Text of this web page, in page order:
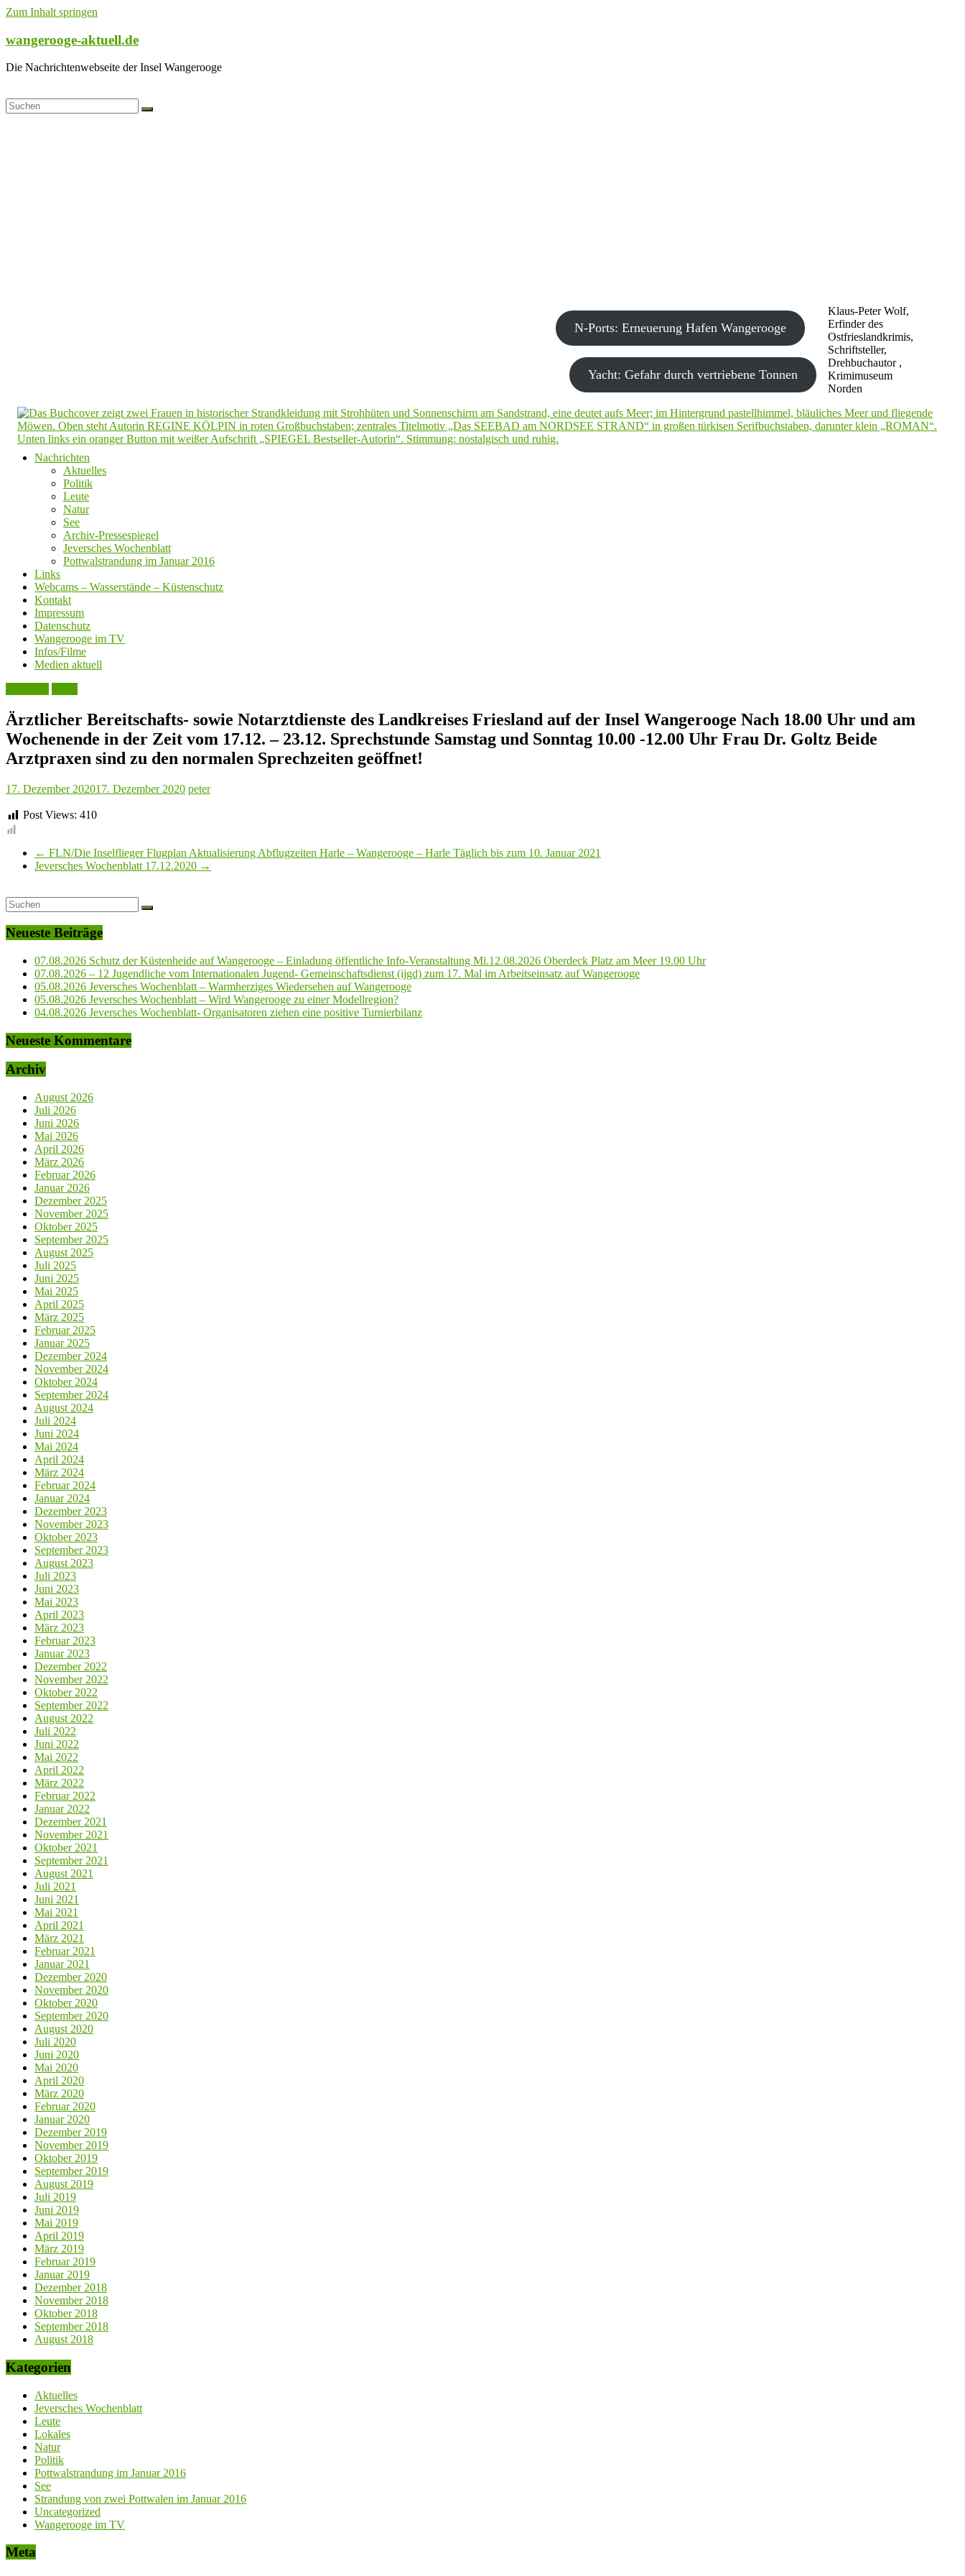
Zum Inhalt springen
wangerooge-aktuell.de
Die Nachrichtenwebseite der Insel Wangerooge
Klaus-Peter Wolf,
Erfinder des
Ostfrieslandkrimis,
Schriftsteller,
Drehbuchautor ,
Krimimuseum
Norden
N-Ports: Erneuerung Hafen Wangerooge
Yacht: Gefahr durch vertriebene Tonnen
Nachrichten
Aktuelles
Politik
Leute
Natur
See
Archiv-Pressespiegel
Jeversches Wochenblatt
Pottwalstrandung im Januar 2016
Links
Webcams – Wasserstände – Küstenschutz
Kontakt
Impressum
Datenschutz
Wangerooge im TV
Infos/Filme
Medien aktuell
Ärztlicher Bereitschafts- sowie Notarztdienste des Landkreises Friesland auf der Insel Wangerooge Nach 18.00 Uhr und am
Wochenende in der Zeit vom 17.12. – 23.12. Sprechstunde Samstag und Sonntag 10.00 -12.00 Uhr Frau Dr. Goltz Beide
Arztpraxen sind zu den normalen Sprechzeiten geöffnet!
17. Dezember 202017. Dezember 2020 peter
Post Views: 410
← FLN/Die Inselflieger Flugplan Aktualisierung Abflugzeiten Harle – Wangerooge – Harle Täglich bis zum 10. Januar 2021
Jeversches Wochenblatt 17.12.2020 →
Neueste Beiträge
07.08.2026 Schutz der Küstenheide auf Wangerooge – Einladung öffentliche Info-Veranstaltung Mi.12.08.2026 Oberdeck Platz am Meer 19.00 Uhr
07.08.2026 – 12 Jugendliche vom Internationalen Jugend- Gemeinschaftsdienst (ijgd) zum 17. Mal im Arbeitseinsatz auf Wangerooge
05.08.2026 Jeversches Wochenblatt – Warmherziges Wiedersehen auf Wangerooge
05.08.2026 Jeversches Wochenblatt – Wird Wangerooge zu einer Modellregion?
04.08.2026 Jeversches Wochenblatt- Organisatoren ziehen eine positive Turnierbilanz
Neueste Kommentare
Archiv
August 2026
Juli 2026
Juni 2026
Mai 2026
April 2026
März 2026
Februar 2026
Januar 2026
Dezember 2025
November 2025
Oktober 2025
September 2025
August 2025
Juli 2025
Juni 2025
Mai 2025
April 2025
März 2025
Februar 2025
Januar 2025
Dezember 2024
November 2024
Oktober 2024
September 2024
August 2024
Juli 2024
Juni 2024
Mai 2024
April 2024
März 2024
Februar 2024
Januar 2024
Dezember 2023
November 2023
Oktober 2023
September 2023
August 2023
Juli 2023
Juni 2023
Mai 2023
April 2023
März 2023
Februar 2023
Januar 2023
Dezember 2022
November 2022
Oktober 2022
September 2022
August 2022
Juli 2022
Juni 2022
Mai 2022
April 2022
März 2022
Februar 2022
Januar 2022
Dezember 2021
November 2021
Oktober 2021
September 2021
August 2021
Juli 2021
Juni 2021
Mai 2021
April 2021
März 2021
Februar 2021
Januar 2021
Dezember 2020
November 2020
Oktober 2020
September 2020
August 2020
Juli 2020
Juni 2020
Mai 2020
April 2020
März 2020
Februar 2020
Januar 2020
Dezember 2019
November 2019
Oktober 2019
September 2019
August 2019
Juli 2019
Juni 2019
Mai 2019
April 2019
März 2019
Februar 2019
Januar 2019
Dezember 2018
November 2018
Oktober 2018
September 2018
August 2018
Kategorien
Aktuelles
Jeversches Wochenblatt
Leute
Lokales
Natur
Politik
Pottwalstrandung im Januar 2016
See
Strandung von zwei Pottwalen im Januar 2016
Uncategorized
Wangerooge im TV
Meta